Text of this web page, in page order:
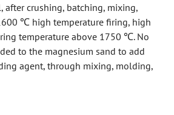
after crushing, batching, mixing,
℃ high temperature firing, high
temperature above 1750 ℃. No
to the magnesium sand to add
agent, through mixing, molding,